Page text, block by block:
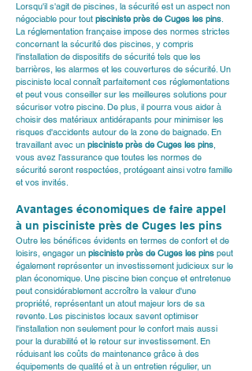
Lorsqu'il s'agit de piscines, la sécurité est un aspect non
négociable pour tout pisciniste près de Cuges les pins.
La réglementation française impose des normes strictes
concernant la sécurité des piscines, y compris
l'installation de dispositifs de sécurité tels que les
barrières, les alarmes et les couvertures de sécurité. Un
pisciniste local connaît parfaitement ces réglementations
et peut vous conseiller sur les meilleures solutions pour
sécuriser votre piscine. De plus, il pourra vous aider à
choisir des matériaux antidérapants pour minimiser les
risques d'accidents autour de la zone de baignade. En
travaillant avec un pisciniste près de Cuges les pins,
vous avez l'assurance que toutes les normes de
sécurité seront respectées, protégeant ainsi votre famille
et vos invités.
Avantages économiques de faire appel
à un pisciniste près de Cuges les pins
Outre les bénéfices évidents en termes de confort et de
loisirs, engager un pisciniste près de Cuges les pins peut
également représenter un investissement judicieux sur le
plan économique. Une piscine bien conçue et entretenue
peut considérablement accroître la valeur d'une
propriété, représentant un atout majeur lors de sa
revente. Les piscinistes locaux savent optimiser
l'installation non seulement pour le confort mais aussi
pour la durabilité et le retour sur investissement. En
réduisant les coûts de maintenance grâce à des
équipements de qualité et à un entretien régulier, un